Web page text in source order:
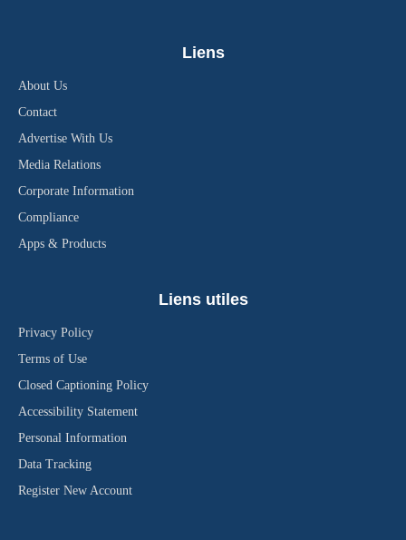
Liens
About Us
Contact
Advertise With Us
Media Relations
Corporate Information
Compliance
Apps & Products
Liens utiles
Privacy Policy
Terms of Use
Closed Captioning Policy
Accessibility Statement
Personal Information
Data Tracking
Register New Account